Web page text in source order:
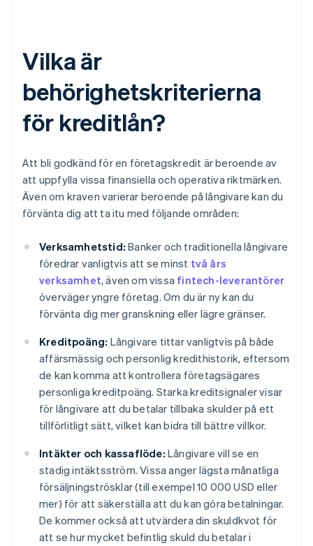
Vilka är
behörighetskriterierna
för kreditlån?
Att bli godkänd för en företagskredit är beroende av
att uppfylla vissa finansiella och operativa riktmärken.
Även om kraven varierar beroende på långivare kan du
förvänta dig att ta itu med följande områden:
Verksamhetstid: Banker och traditionella långivare
föredrar vanligtvis att se minst två års
verksamhet, även om vissa fintech-leverantörer
överväger yngre företag. Om du är ny kan du
förvänta dig mer granskning eller lägre gränser.
Kreditpoäng: Långivare tittar vanligtvis på både
affärsmässig och personlig kredithistorik, eftersom
de kan komma att kontrollera företagsägares
personliga kreditpoäng. Starka kreditsignaler visar
för långivare att du betalar tillbaka skulder på ett
tillförlitligt sätt, vilket kan bidra till bättre villkor.
Intäkter och kassaflöde: Långivare vill se en
stadig intäktsström. Vissa anger lägsta månatliga
försäljningströsklar (till exempel 10 000 USD eller
mer) för att säkerställa att du kan göra betalningar.
De kommer också att utvärdera din skuldkvot för
att se hur mycket befintlig skuld du betalar i